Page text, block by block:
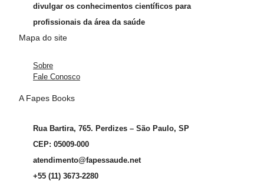
divulgar os conhecimentos científicos para
profissionais da área da saúde
Mapa do site
Sobre
Fale Conosco
A Fapes Books
Rua Bartira, 765. Perdizes – São Paulo, SP
CEP: 05009-000
atendimento@fapessaude.net
+55 (11) 3673-2280